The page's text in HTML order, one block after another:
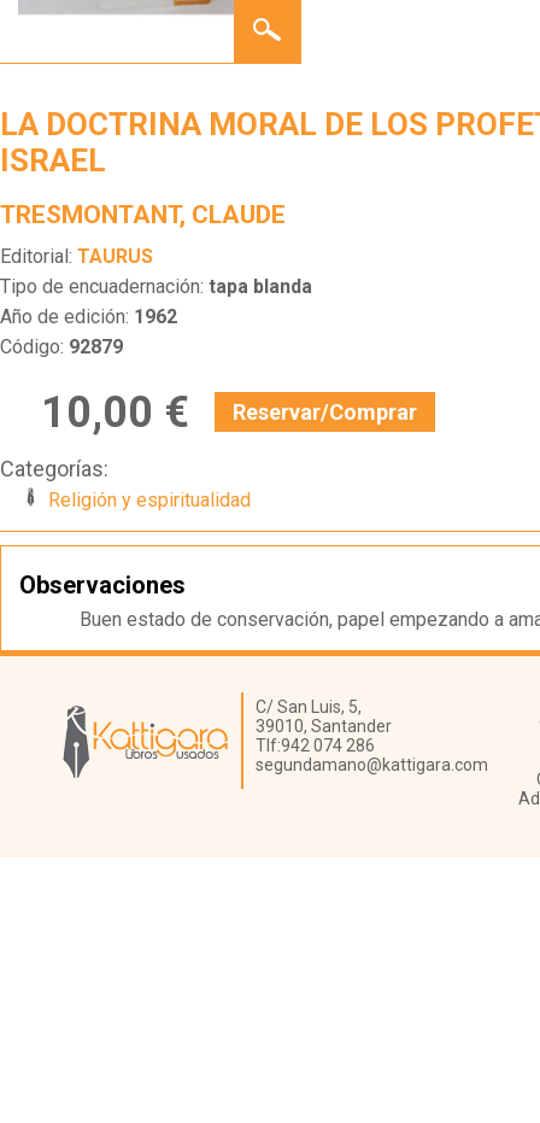
DOCTRINA
DE
LA DOCTRINA MORAL DE LOS
ISRAEL
TRESMONTANT, CLAUDE
Editorial: TAURUS
Tipo de encuadernación: tapa blanda
Año de edición: 1962
Código: 92879
10,00 € Reservar/Comprar
Categorías:
Religión y espiritualidad
Observaciones
Buen estado de conservación, papel empezando a
Librería Kattigara
C/ San Luis, 5,
39010, Santander
Tlf:942 074 286
segundamano@kattigara.com